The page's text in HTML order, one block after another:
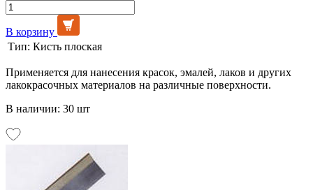
В корзину
Тип: Кисть плоская
Применяется для нанесения красок, эмалей, лаков и других
лакокрасочных материалов на различные поверхности.
В наличии: 30 шт